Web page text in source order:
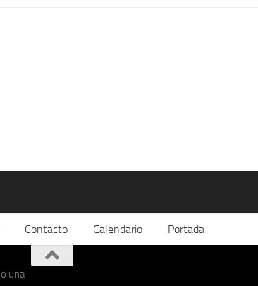
Contacto Calendario Portada
una